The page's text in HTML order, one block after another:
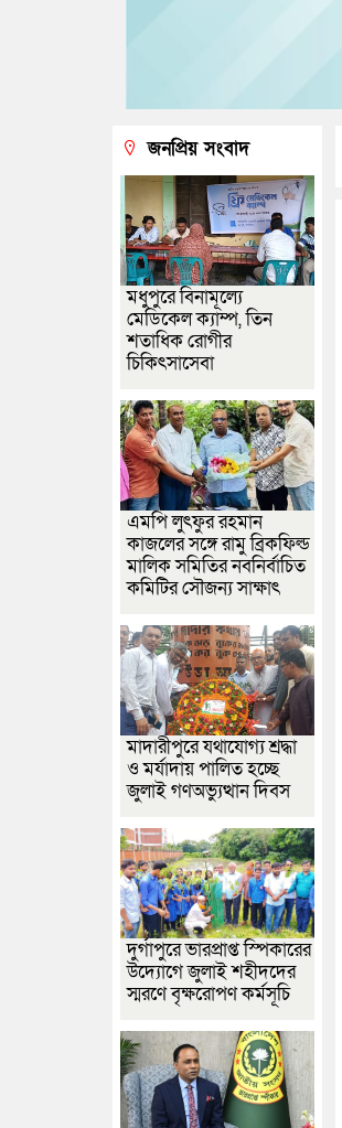
জনপ্রিয় সংবাদ
মধুপুরে বিনামূল্যে
মেডিকেল ক্যাম্প, তিন
শতাধিক রোগীর
চিকিৎসাসেবা
এমপি লুৎফুর রহমান
কাজলের সঙ্গে রামু ব্রিকফিল্ড
মালিক সমিতির নবনির্বাচিত
কমিটির সৌজন্য সাক্ষাৎ
মাদারীপুরে যথাযোগ্য শ্রদ্ধা
ও মর্যাদায় পালিত হচ্ছে
জুলাই গণঅভ্যুত্থান দিবস
দুর্গাপুরে ভারপ্রাপ্ত স্পিকারের
উদ্যোগে জুলাই শহীদদের
স্মরণে বৃক্ষরোপণ কর্মসূচি